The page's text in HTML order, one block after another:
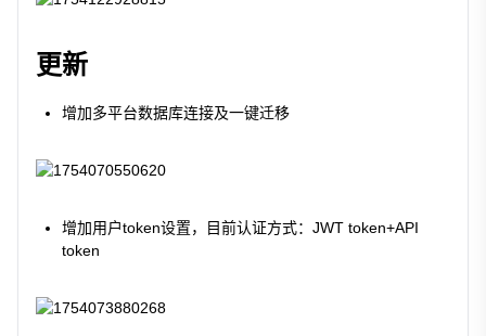
更新
增加多平台数据库连接及一键迁移
增加用户token设置，目前认证方式：JWT token+API
token